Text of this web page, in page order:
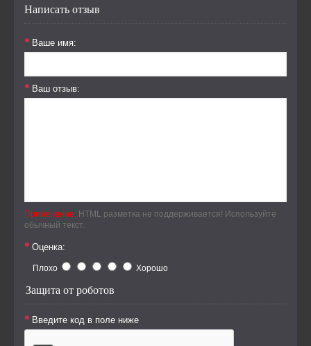
Написать отзыв
Ваше имя:
Ваш отзыв:
Примечание: HTML разметка не поддерживается! Используйте
обычный текст.
Оценка:
Плохо Хорошо
Защита от роботов
Введите код в поле ниже